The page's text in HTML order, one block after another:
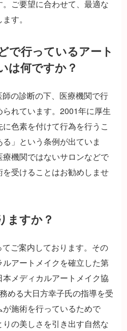
ご要望に合わせて、最適な
す。
で行っているアート
は何ですか？
の診断の下、医療機関で行
られています。2001年に厚生
色素を付けて行為を行うこ
」という条例が出ていま
機関ではないサロンなどで
受けることはお勧めしませ
ますか？
ご案内しております。その
アートメイクを確立した第
メディカルアートメイク協
める大日方幸子氏の指導を受
施術を行っているためで
の美しさを引き出す自然な